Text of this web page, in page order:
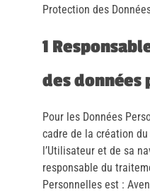
Protection des
1
des données
Pour les Données
cadre de la création
l’Utilisateur et de sa
responsable du
Personnelles est :